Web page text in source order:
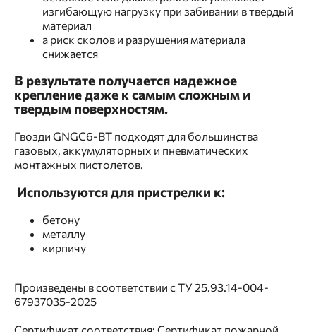
изгибающую нагрузку при забивании в твердый
материал
а риск сколов и разрушения материала
снижается
В результате получается надежное
крепление даже к самым сложным и
твердым поверхностям.
Гвозди GNGC6-BT подходят для большинства
газовых, аккумуляторных и пневматических
монтажных пистолетов.
Используются для пристрелки к:
бетону
металлу
кирпичу
Произведены в соответствии с ТУ 25.93.14-004-
67937035-2025
Сертификат соответствия; Сертификат пожарной